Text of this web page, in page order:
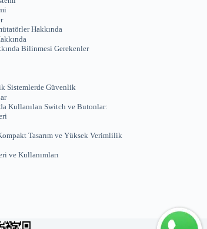
Hakkında
Bilinmesi Gerekenler
Sistemlerde Güvenlik
Kullanılan Switch ve Butonlar:
Tasarım ve Yüksek Verimlilik
ve Kullanımları